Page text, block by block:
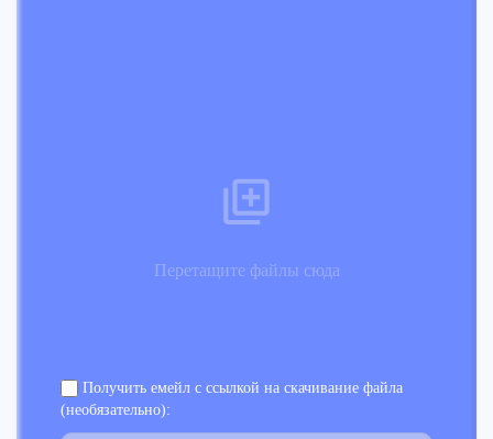
Перетащите файлы сюда
Получить емейл с ссылкой на скачивание файла
(необязательно):